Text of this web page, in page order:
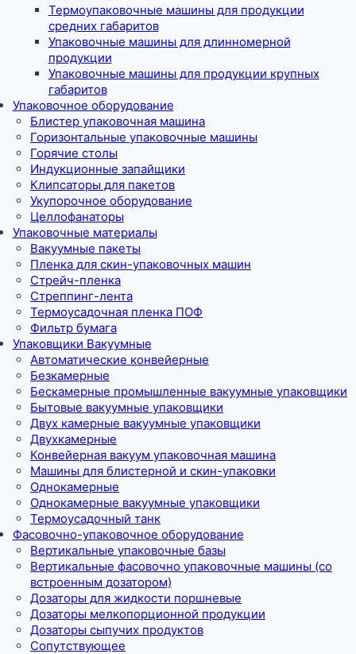
Термоупаковочные машины для продукции
средних габаритов
Упаковочные машины для длинномерной
продукции
Упаковочные машины для продукции крупных
габаритов
Упаковочное оборудование
Блистер упаковочная машина
Горизонтальные упаковочные машины
Горячие столы
Индукционные запайщики
Клипсаторы для пакетов
Укупорочное оборудование
Целлофанаторы
Упаковочные материалы
Вакуумные пакеты
Пленка для скин-упаковочных машин
Стрейч-пленка
Стреппинг-лента
Термоусадочная пленка ПОФ
Фильтр бумага
Упаковщики Вакуумные
Автоматические конвейерные
Безкамерные
Бескамерные промышленные вакуумные упаковщики
Бытовые вакуумные упаковщики
Двух камерные вакуумные упаковщики
Двухкамерные
Конвейерная вакуум упаковочная машина
Машины для блистерной и скин-упаковки
Однокамерные
Однокамерные вакуумные упаковщики
Термоусадочный танк
Фасовочно-упаковочное оборудование
Вертикальные упаковочные базы
Вертикальные фасовочно упаковочные машины (со
встроенным дозатором)
Дозаторы для жидкости поршневые
Дозаторы мелкопорционной продукции
Дозаторы сыпучих продуктов
Сопутствующее